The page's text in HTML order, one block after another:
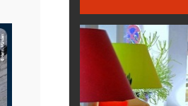
Come difendere la
Hotels, B&B e